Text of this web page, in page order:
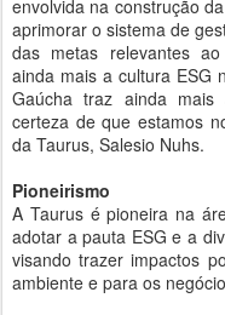
envolvida na construção
aprimorar o sistema de
das metas relevantes
ainda mais a cultura ESG
Gaúcha traz ainda
certeza de que estamos
da Taurus, Salesio Nuhs.
Pioneirismo
A Taurus é pioneira na
adotar a pauta ESG e a
visando trazer impactos
ambiente e para os